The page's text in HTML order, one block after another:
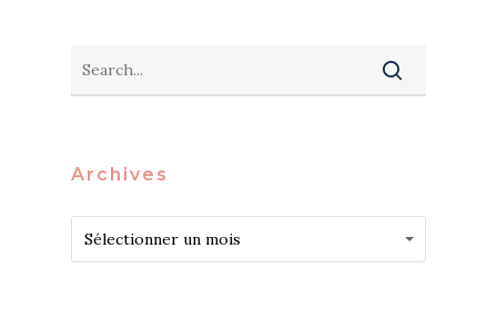
Archives
Archives
Sélectionner un mois
Archives